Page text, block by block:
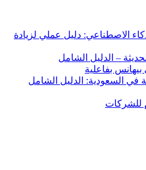
الاصطناعي: دليل عملي لزيادة
– الدليل الشامل
بفاعلية
في السعودية: الدليل الشامل
للشركات